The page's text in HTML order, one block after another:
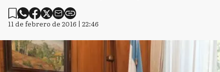
11 de febrero de 2016 | 22:46